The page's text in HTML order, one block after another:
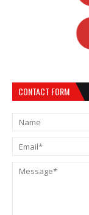
CONTACT FORM